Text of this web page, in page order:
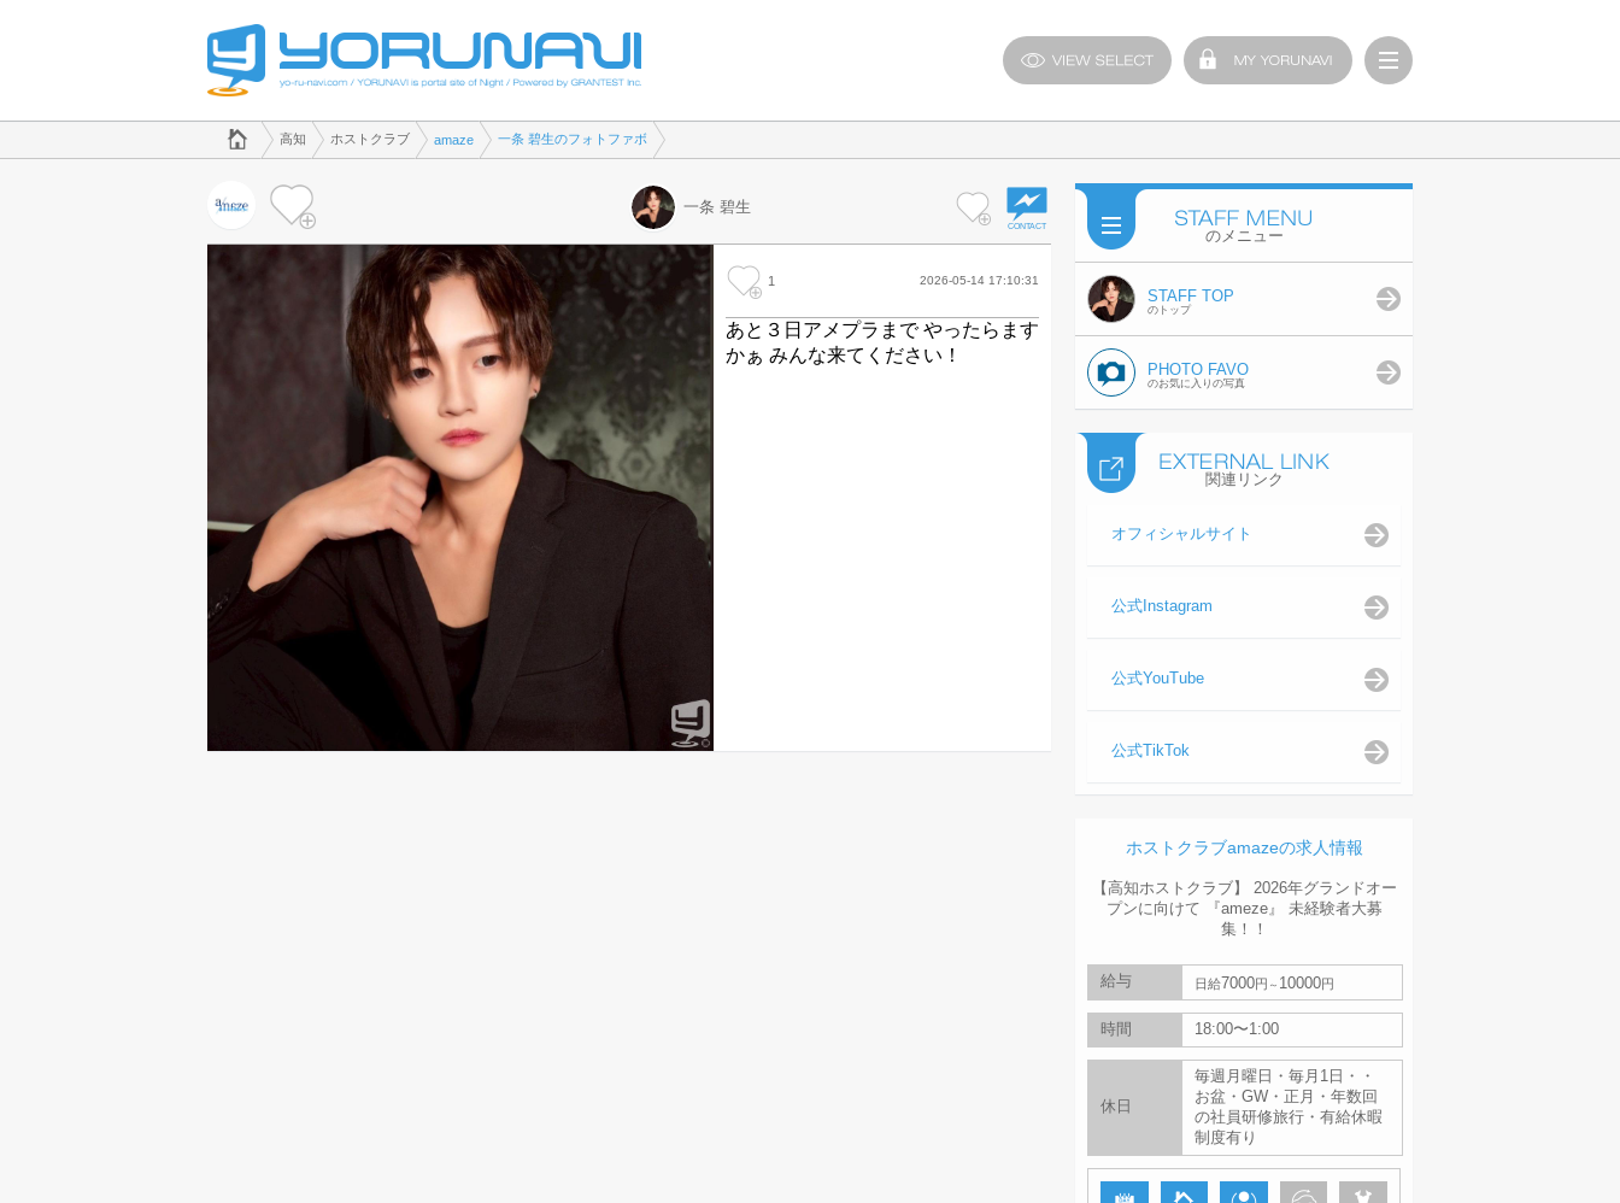
でホストクラブのことなら、ホストクラブ amaze([kana])
高知県版
高知 ホストクラブ amaze 一条 碧生のフォトファボ
一条 碧生
1 2026-05-14 17:10:31
あと３日アメプラまで やったらます
かぁ みんな来てください！
のメニュー
STAFF TOP
のトップ
PHOTO FAVO
のお気に入りの写真
関連リンク
オフィシャルサイト
公式Instagram
公式YouTube
公式TikTok
ホストクラブamazeの求人情報
【高知ホストクラブ】 2026年グランドオー
プンに向けて 『ameze』 未経験者大募
集！！
給与 日給7000円 10000円
時間 18:00〜1:00
休日
毎週月曜日・毎月1日・・
お盆・GW・正月・年数回
の社員研修旅行・有給休暇
制度有り